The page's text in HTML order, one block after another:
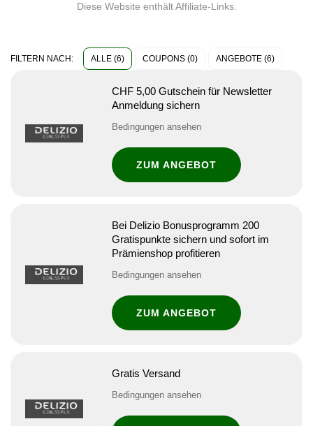
Diese Website enthält Affiliate-Links.
FILTERN NACH: ALLE (6) COUPONS (0) ANGEBOTE (6)
CHF 5,00 Gutschein für Newsletter
Anmeldung sichern
Bedingungen ansehen
ZUM ANGEBOT
Bei Delizio Bonusprogramm 200
Gratispunkte sichern und sofort im
Prämienshop profitieren
Bedingungen ansehen
ZUM ANGEBOT
Gratis Versand
Bedingungen ansehen